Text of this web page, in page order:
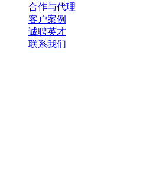
合作与代理
客户案例
诚聘英才
联系我们